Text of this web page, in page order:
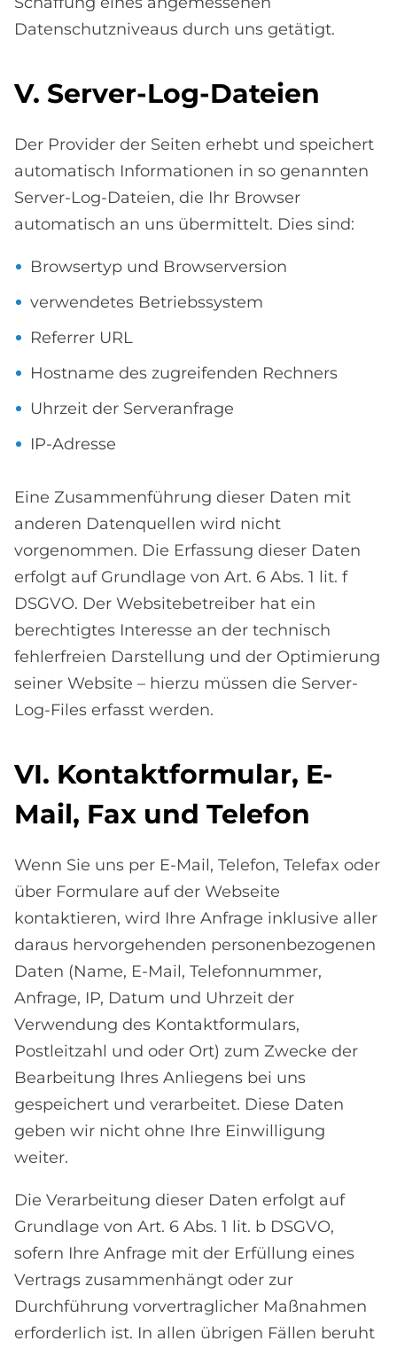
Datenschutzniveaus durch uns getätigt.
V. Ser­ver-Log-Da­tei­en
Der Provider der Seiten erhebt und speichert
automatisch Informationen in so genannten
Server-Log-Dateien, die Ihr Browser
automatisch an uns übermittelt. Dies sind:
Browsertyp und Browserversion
verwendetes Betriebssystem
Referrer URL
Hostname des zugreifenden Rechners
Uhrzeit der Serveranfrage
IP-Adresse
Eine Zusammenführung dieser Daten mit
anderen Datenquellen wird nicht
vorgenommen. Die Erfassung dieser Daten
erfolgt auf Grundlage von Art. 6 Abs. 1 lit. f
DSGVO. Der Websitebetreiber hat ein
berechtigtes Interesse an der technisch
fehlerfreien Darstellung und der Optimierung
seiner Website – hierzu müssen die Server-
Log-Files erfasst werden.
VI. Kon­takt­for­mu­lar, E-
Mail, Fax und Te­le­fon
Wenn Sie uns per E-Mail, Telefon, Telefax oder
über Formulare auf der Webseite
kontaktieren, wird Ihre Anfrage inklusive aller
daraus hervorgehenden personenbezogenen
Daten (Name, E-Mail, Telefonnummer,
Anfrage, IP, Datum und Uhrzeit der
Verwendung des Kontaktformulars,
Postleitzahl und oder Ort) zum Zwecke der
Bearbeitung Ihres Anliegens bei uns
gespeichert und verarbeitet. Diese Daten
geben wir nicht ohne Ihre Einwilligung
weiter.
Die Verarbeitung dieser Daten erfolgt auf
Grundlage von Art. 6 Abs. 1 lit. b DSGVO,
sofern Ihre Anfrage mit der Erfüllung eines
Vertrags zusammenhängt oder zur
Durchführung vorvertraglicher Maßnahmen
erforderlich ist. In allen übrigen Fällen beruht